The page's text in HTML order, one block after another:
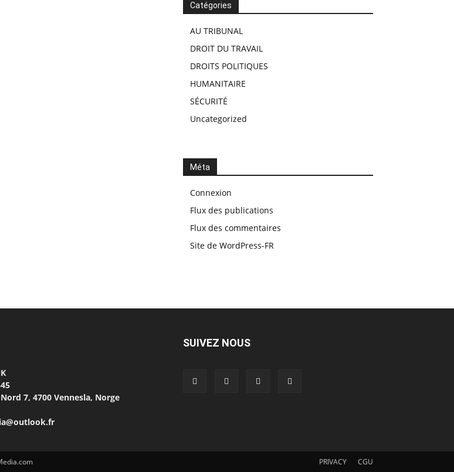
Catégories
AU TRIBUNAL
DROIT DU TRAVAIL
DROITS POLITIQUES
HUMANITAIRE
SÉCURITÉ
Uncategorized
Méta
Connexion
Flux des publications
Flux des commentaires
Site de WordPress-FR
Nord 7, 4700 Vennesla, Norge
SUIVEZ NOUS
PRIVACY CGU